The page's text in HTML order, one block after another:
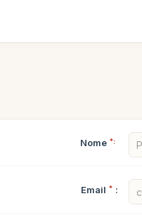
Nome *:
Email * :